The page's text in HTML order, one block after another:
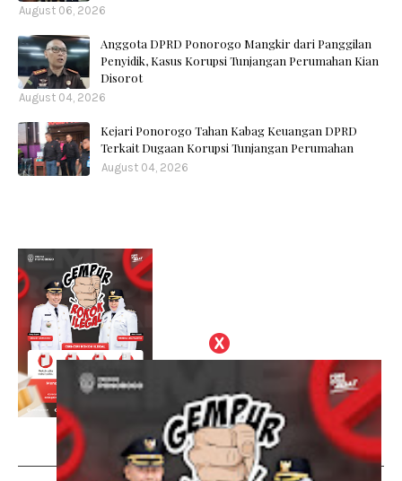
August 06, 2026
Anggota DPRD Ponorogo Mangkir dari Panggilan
Penyidik, Kasus Korupsi Tunjangan Perumahan Kian
Disorot
August 04, 2026
Kejari Ponorogo Tahan Kabag Keuangan DPRD
Terkait Dugaan Korupsi Tunjangan Perumahan
August 04, 2026
Social Plugin